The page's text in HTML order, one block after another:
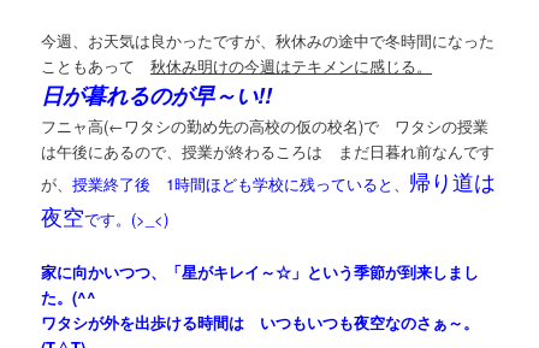
今週、お天気は良かったですが、秋休みの途中で冬時間になった
こともあって秋休み明けの今週はテキメンに感じる。
日が暮れるのが早～い!!
フニャ高(←ワタシの勤め先の高校の仮の校名)で ワタシの授業
は午後にあるので、授業が終わるころは まだ日暮れ前なんです
が、授業終了後 1時間ほども学校に残っていると、 帰り道は
夜空です。(>_<)
家に向かいつつ、「星がキレイ～☆」という季節が到来しまし
た。(^^ゞ
ワタシが外を出歩ける時間は いつもいつも夜空なのさぁ～。